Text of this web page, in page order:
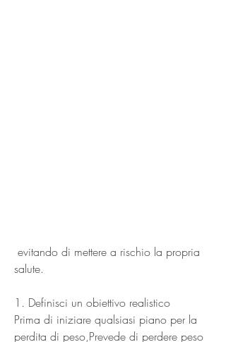
salute.
1. Definisci un obiettivo realistico
Prima di iniziare qualsiasi piano per la
perdita di peso,Prevede di perdere peso